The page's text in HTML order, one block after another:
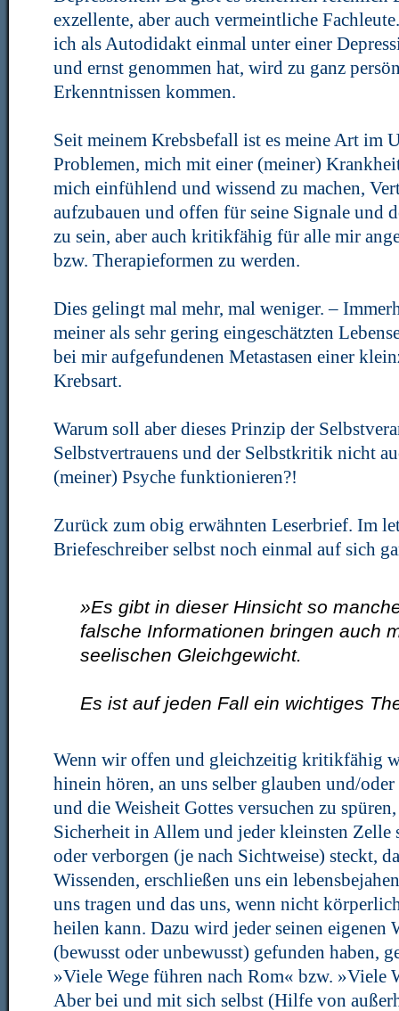
exzellente, aber auch vermeintliche
ich als Autodidakt einmal unter einer
und ernst genommen hat, wird zu ganz
Erkenntnissen kommen.
Seit meinem Krebsbefall ist es meine Art im
Problemen, mich mit einer (meiner)
mich einfühlend und wissend zu machen,
aufzubauen und offen für seine Signale und
zu sein, aber auch kritikfähig für alle mir
bzw. Therapieformen zu werden.
Dies gelingt mal mehr, mal weniger. –
meiner als sehr gering eingeschätzten
bei mir aufgefundenen Metastasen einer
Krebsart.
Warum soll aber dieses Prinzip der
Selbstvertrauens und der Selbstkritik nicht
(meiner) Psyche funktionieren?!
Zurück zum obig erwähnten Leserbrief. Im
Briefeschreiber selbst noch einmal auf sich
»Es gibt in dieser Hinsicht so
falsche Informationen bringen auch
seelischen Gleichgewicht.
Es ist auf jeden Fall ein wichtiges
Wenn wir offen und gleichzeitig kritikfähig
hinein hören, an uns selber glauben und/
und die Weisheit Gottes versuchen zu
Sicherheit in Allem und jeder kleinsten Zelle
oder verborgen (je nach Sichtweise) steckt,
Wissenden, erschließen uns ein
uns tragen und das uns, wenn nicht
heilen kann. Dazu wird jeder seinen eigenen
(bewusst oder unbewusst) gefunden haben,
»Viele Wege führen nach Rom« bzw. »Viele
Aber bei und mit sich selbst (Hilfe von